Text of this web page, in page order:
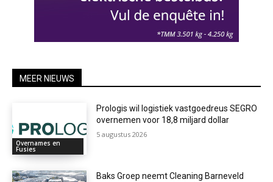
MEER NIEUWS
Overnames en
Fusies
Prologis wil logistiek vastgoedreus SEGRO
overnemen voor 18,8 miljard dollar
5 augustus 2026
Baks Groep neemt Cleaning Barneveld